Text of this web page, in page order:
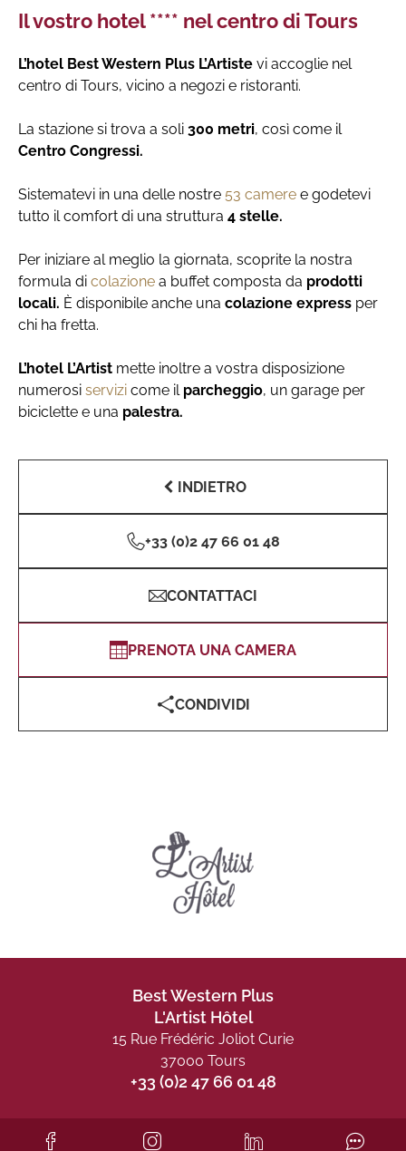
Il vostro hotel **** nel centro di Tours
L’hotel Best Western Plus L’Artiste vi accoglie nel
centro di Tours, vicino a negozi e ristoranti.
La stazione si trova a soli 300 metri, così come il
Centro Congressi.
Sistematevi in una delle nostre 53 camere e godetevi
tutto il comfort di una struttura 4 stelle.
Per iniziare al meglio la giornata, scoprite la nostra
formula di colazione a buffet composta da prodotti
locali. È disponibile anche una colazione express per
chi ha fretta.
L’hotel L’Artist mette inoltre a vostra disposizione
numerosi servizi come il parcheggio, un garage per
biciclette e una palestra.
INDIETRO
+33 (0)2 47 66 01 48
CONTATTACI
PRENOTA UNA CAMERA
CONDIVIDI
Best Western Plus
L'Artist Hôtel
15 Rue Frédéric Joliot Curie
37000 Tours
+33 (0)2 47 66 01 48